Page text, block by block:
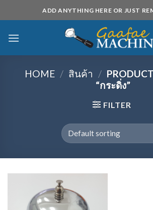
to
ADD ANYTHING HERE OR JUST
HOME / สินค้า /
“กระดิ่ง”
FILTER